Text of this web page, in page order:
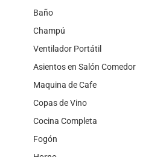
Baño
Champú
Ventilador Portátil
Asientos en Salón Comedor
Maquina de Cafe
Copas de Vino
Cocina Completa
Fogón